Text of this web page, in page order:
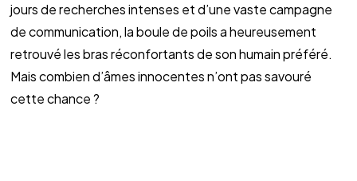
jours de recherches intenses et d’une vaste campagne
de communication, la boule de poils a heureusement
retrouvé les bras réconfortants de son humain préféré.
Mais combien d’âmes innocentes n’ont pas savouré
cette chance ?